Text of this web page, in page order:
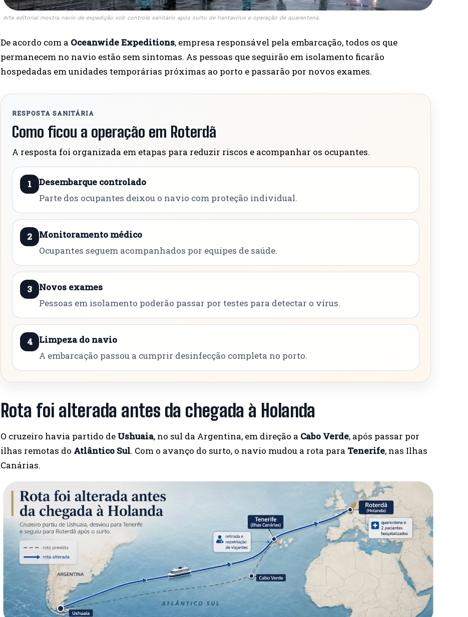
Arte editorial mostra navio de expedição sob controle sanitário após surto de hantavírus e operação de quarentena.
De acordo com a Oceanwide Expeditions, empresa responsável pela embarcação, todos os que
permanecem no navio estão sem sintomas. As pessoas que seguirão em isolamento ficarão
hospedadas em unidades temporárias próximas ao porto e passarão por novos exames.
RESPOSTA SANITÁRIA
Como ficou a operação em Roterdã
A resposta foi organizada em etapas para reduzir riscos e acompanhar os ocupantes.
1
Desembarque controlado
Parte dos ocupantes deixou o navio com proteção individual.
2
Monitoramento médico
Ocupantes seguem acompanhados por equipes de saúde.
3
Novos exames
Pessoas em isolamento poderão passar por testes para detectar o vírus.
4
Limpeza do navio
A embarcação passou a cumprir desinfecção completa no porto.
Rota foi alterada antes da chegada à Holanda
O cruzeiro havia partido de Ushuaia, no sul da Argentina, em direção a Cabo Verde, após passar por
ilhas remotas do Atlântico Sul. Com o avanço do surto, o navio mudou a rota para Tenerife, nas Ilhas
Canárias.